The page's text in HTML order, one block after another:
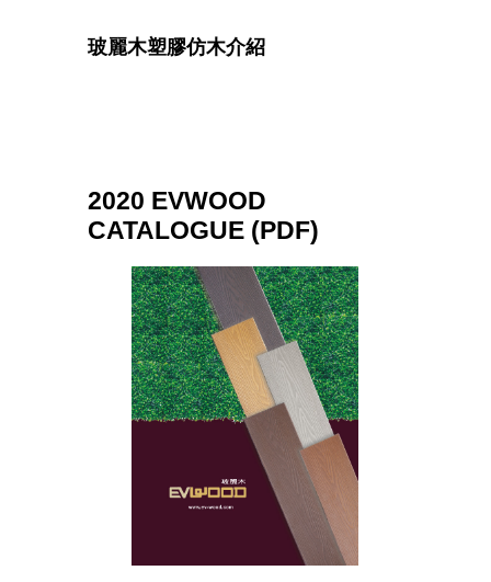
玻麗木塑膠仿木介紹
2020 EVWOOD
CATALOGUE (PDF)